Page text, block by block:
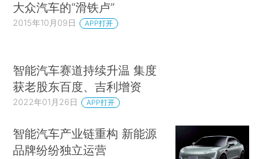
大众汽车的“滑铁卢”
2015年10月09日 APP打开
智能汽车赛道持续升温 集度
获老股东百度、吉利增资
2022年01月26日 APP打开
智能汽车产业链重构 新能源
品牌纷纷独立运营